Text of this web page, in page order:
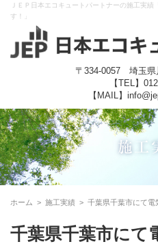
ＪＥＰ日本エコキュートパートナーの施工実
す！」
〒334-0057 埼玉県
【TEL】
【MAIL】
ホーム > 施工実績 > 千葉県千葉市にて電
千葉県千葉市にて